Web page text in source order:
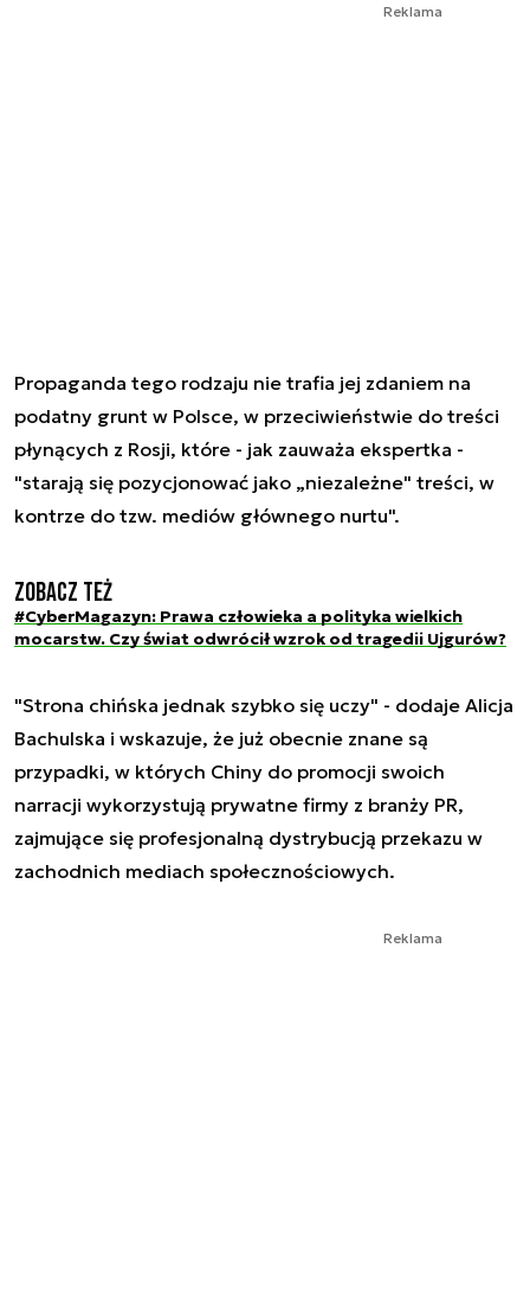
Reklama
Propaganda tego rodzaju nie trafia jej zdaniem na
podatny grunt w Polsce, w przeciwieństwie do treści
płynących z Rosji, które - jak zauważa ekspertka -
"starają się pozycjonować jako „niezależne" treści, w
kontrze do tzw. mediów głównego nurtu".
Zobacz też
#CyberMagazyn: Prawa człowieka a polityka wielkich
mocarstw. Czy świat odwrócił wzrok od tragedii Ujgurów?
"Strona chińska jednak szybko się uczy" - dodaje Alicja
Bachulska i wskazuje, że już obecnie znane są
przypadki, w których Chiny do promocji swoich
narracji wykorzystują prywatne firmy z branży PR,
zajmujące się profesjonalną dystrybucją przekazu w
zachodnich mediach społecznościowych.
Reklama